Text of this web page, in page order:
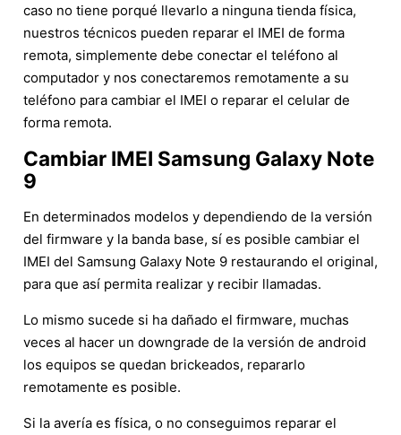
caso no tiene porqué llevarlo a ninguna tienda física,
nuestros técnicos pueden reparar el IMEI de forma
remota, simplemente debe conectar el teléfono al
computador y nos conectaremos remotamente a su
teléfono para cambiar el IMEI o reparar el celular de
forma remota.
Cambiar IMEI Samsung Galaxy Note
9
En determinados modelos y dependiendo de la versión
del firmware y la banda base, sí es posible cambiar el
IMEI del Samsung Galaxy Note 9 restaurando el original,
para que así permita realizar y recibir llamadas.
Lo mismo sucede si ha dañado el firmware, muchas
veces al hacer un downgrade de la versión de android
los equipos se quedan brickeados, repararlo
remotamente es posible.
Si la avería es física, o no conseguimos reparar el